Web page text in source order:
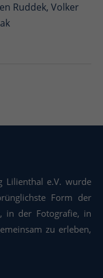
Ruddek, Volker
Lilienthal e.V. wurde
Form der
in der Fotografie, in
zu erleben,